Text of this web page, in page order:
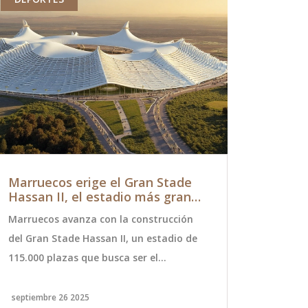
Marruecos erige el Gran Stade
Hassan II, el estadio más grande
final del Mundial 2030
Marruecos avanza con la construcción
del Gran Stade Hassan II, un estadio de
115.000 plazas que busca ser el
proyecto, de 5.000 millones de dirhams,
septiembre 26 2025